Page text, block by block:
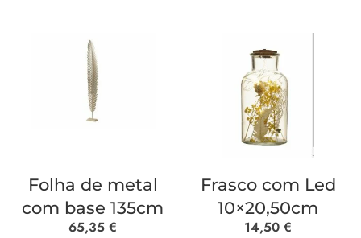
Folha de metal
com base 135cm
65,35€
Frasco com Led
10×20,50cm
14,50€